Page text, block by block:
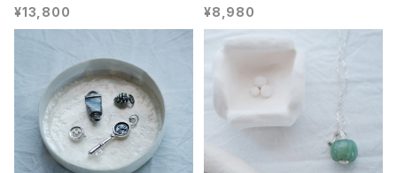
能 レディース ユニセックス
¥13,800 ¥8,980